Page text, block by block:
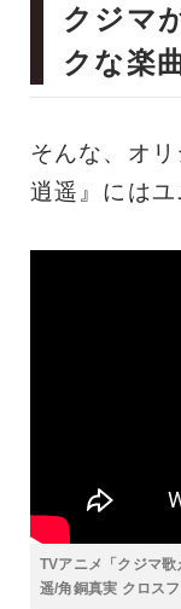
クジマ
クな楽
そんな、オ
逍遥』にはユ
TVアニメ「クジマ
遥/角銅真実 クロス